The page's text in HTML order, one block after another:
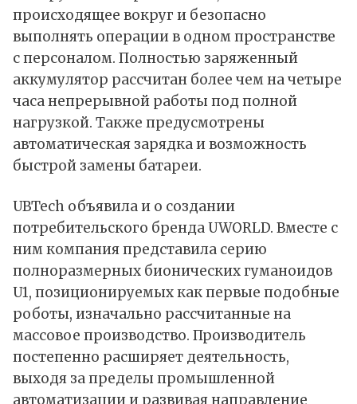
происходящее вокруг и безопасно
выполнять операции в одном пространстве
с персоналом. Полностью заряженный
аккумулятор рассчитан более чем на четыре
часа непрерывной работы под полной
нагрузкой. Также предусмотрены
автоматическая зарядка и возможность
быстрой замены батареи.
UBTech объявила и о создании
потребительского бренда UWORLD. Вместе с
ним компания представила серию
полноразмерных бионических гуманоидов
U1, позиционируемых как первые подобные
роботы, изначально рассчитанные на
массовое производство. Производитель
постепенно расширяет деятельность,
выходя за пределы промышленной
автоматизации и развивая направление